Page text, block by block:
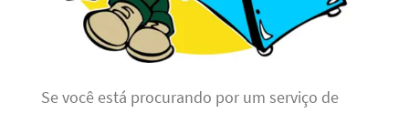
Se você está procurando por um serviço de